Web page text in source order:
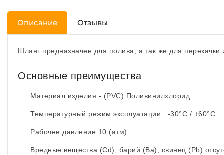
Описание Отзывы
Шланг предназначен для полива, а так же для
Основные преимущества
Материал изделия - (PVC) Поливинилхлорид
Температурный режим эксплуатации -30°С / +60°С
Рабочее давление 10 (атм)
Вредные вещества (Cd), барий (Ba), свинец (Pb)